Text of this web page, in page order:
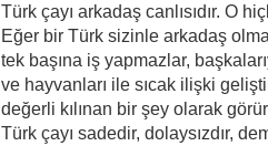
Türk çayı arkadaş canlısıdır. O
Eğer bir Türk sizinle arkadaş
tek başına iş yapmazlar,
ve hayvanları ile sıcak ilişki
değerli kılınan bir şey olarak
Türk çayı sadedir, dolaysızdır,